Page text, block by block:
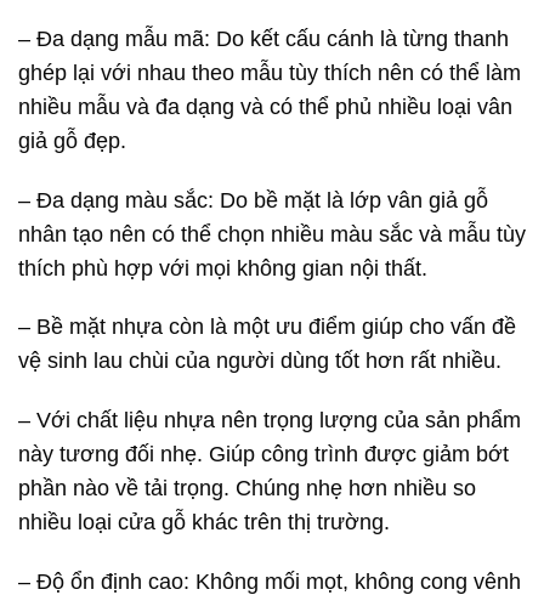
– Đa dạng mẫu mã: Do kết cấu cánh là từng thanh
ghép lại với nhau theo mẫu tùy thích nên có thể làm
nhiều mẫu và đa dạng và có thể phủ nhiều loại vân
giả gỗ đẹp.
– Đa dạng màu sắc: Do bề mặt là lớp vân giả gỗ
nhân tạo nên có thể chọn nhiều màu sắc và mẫu tùy
thích phù hợp với mọi không gian nội thất.
– Bề mặt nhựa còn là một ưu điểm giúp cho vấn đề
vệ sinh lau chùi của người dùng tốt hơn rất nhiều.
– Với chất liệu nhựa nên trọng lượng của sản phẩm
này tương đối nhẹ. Giúp công trình được giảm bớt
phần nào về tải trọng. Chúng nhẹ hơn nhiều so
nhiều loại cửa gỗ khác trên thị trường.
– Độ ổn định cao: Không mối mọt, không cong vênh